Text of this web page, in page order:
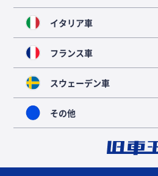
イタリア車
フランス車
スウェーデン車
その他